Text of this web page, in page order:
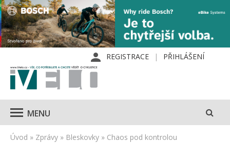
REGISTRACE PŘIHLÁŠENÍ
MENU
Úvod » Zprávy » Bleskovky » Chaos pod kontrolou